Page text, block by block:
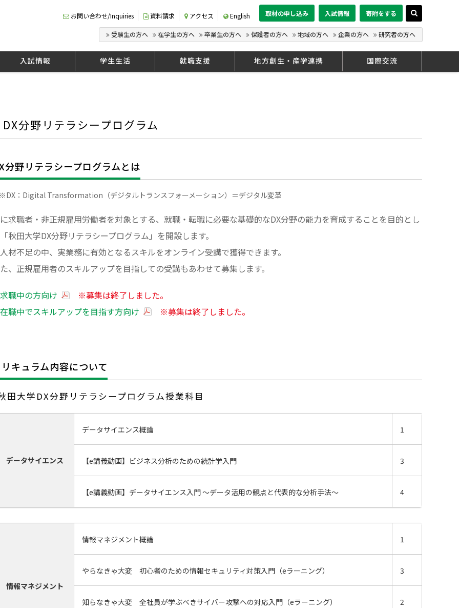
お問い合わせ/Inquiries 資料請求 アクセス English 取材の申し込み 入試情報 寄附をする
受験生の方へ 在学生の方へ 卒業生の方へ 保護者の方へ 地域の方へ 企業の方へ 研究者の方へ
入試情報 学生生活 就職支援 地方創生・産学連携 国際交流
DX分野リテラシープログラム
分野リテラシープログラムとは
：Digital Transformation（デジタルトランスフォーメーション）＝デジタル変革
求職者・非正規雇用労働者を対象とする、就職・転職に必要な基礎的なDX分野の能力を育成することを目的とし
秋田大学DX分野リテラシープログラム」を開設します。
材不足の中、実業務に有効となるスキルをオンライン受講で獲得できます。
、正規雇用者のスキルアップを目指しての受講もあわせて募集します。
求職中の方向け
※募集は終了しました。
在職中でスキルアップを目指す方向け ※募集は終了しました。
キュラム内容について
田大学DX分野リテラシープログラム授業科目
データサイエンス
データサイエンス概論 1
【e講義動画】ビジネス分析のための統計学入門 3
【e講義動画】データサイエンス⼊門 ～データ活用の観点と代表的な分析手法～ 4
情報マネジメント
情報マネジメント概論 1
やらなきゃ大変 初心者のための情報セキュリティ対策入門（eラーニング） 3
知らなきゃ大変 全社員が学ぶべきサイバー攻撃への対応入門（eラーニング） 2